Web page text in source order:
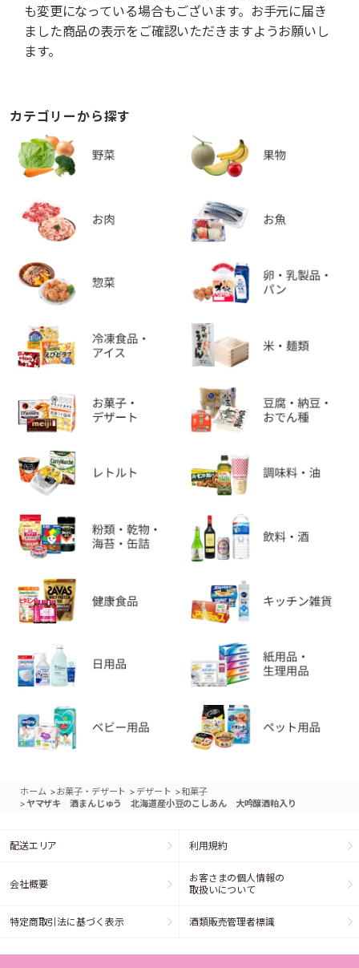
も変更になっている場合もございます。お手元に届き
ました商品の表示をご確認いただきますようお願いし
ます。
カテゴリーから探す
ホーム >お菓子・デザート > デザート >和菓子
>ヤマザキ 酒まんじゅう 北海道産小豆のこしあん 大吟醸酒粕入り
配送エリア 利用規約
会社概要
お客さまの個人情報の
取扱いについて
特定商取引法に基づく表示 酒類販売管理者標識